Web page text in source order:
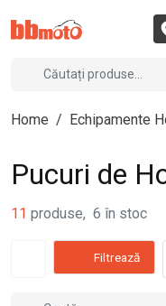
Home / Echipamente
Pucuri de
11 produse, 6 în stoc
Filtrează